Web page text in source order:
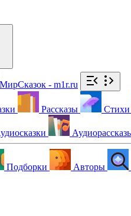
МирСказок - m1r.ru
Рассказы Стихи
Подборки Авторы